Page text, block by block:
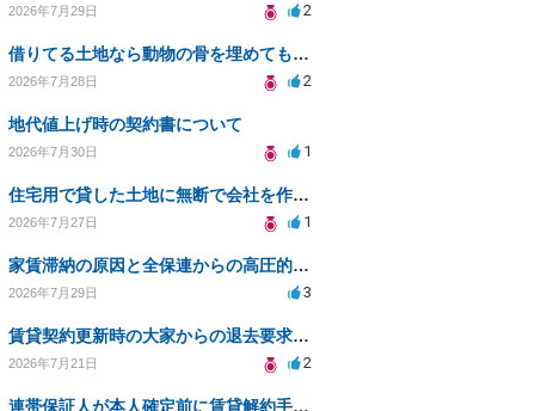
2026年7月29日 2
借りてる土地なら動物の骨を埋めても大丈夫ですか？
2026年7月28日 2
地代値上げ時の契約書について
2026年7月30日 1
住宅用で貸した土地に無断で会社を作られた。
2026年7月27日 1
家賃滞納の原因と全保連からの高圧的対応への対策は？
2026年7月29日 3
賃貸契約更新時の大家からの退去要求への法的対応方法は？
2026年7月21日 2
連帯保証人が本人確定前に賃貸解約手続きをすることに関して